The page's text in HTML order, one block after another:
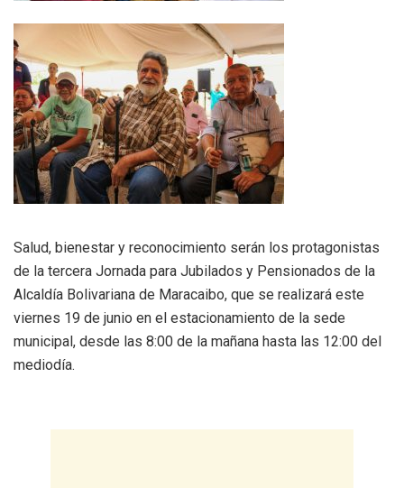
Salud, bienestar y reconocimiento serán los protagonistas
de la tercera Jornada para Jubilados y Pensionados de la
Alcaldía Bolivariana de Maracaibo, que se realizará este
viernes 19 de junio en el estacionamiento de la sede
municipal, desde las 8:00 de la mañana hasta las 12:00 del
mediodía.